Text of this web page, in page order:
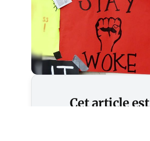
Cet article est